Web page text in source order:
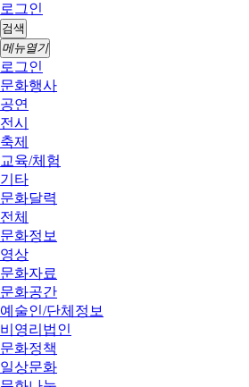
로그인
검색
메뉴열기
로그인
문화행사
공연
전시
축제
교육/체험
기타
문화달력
전체
문화정보
영상
문화자료
문화공간
예술인/단체정보
비영리법인
문화정책
일상문화